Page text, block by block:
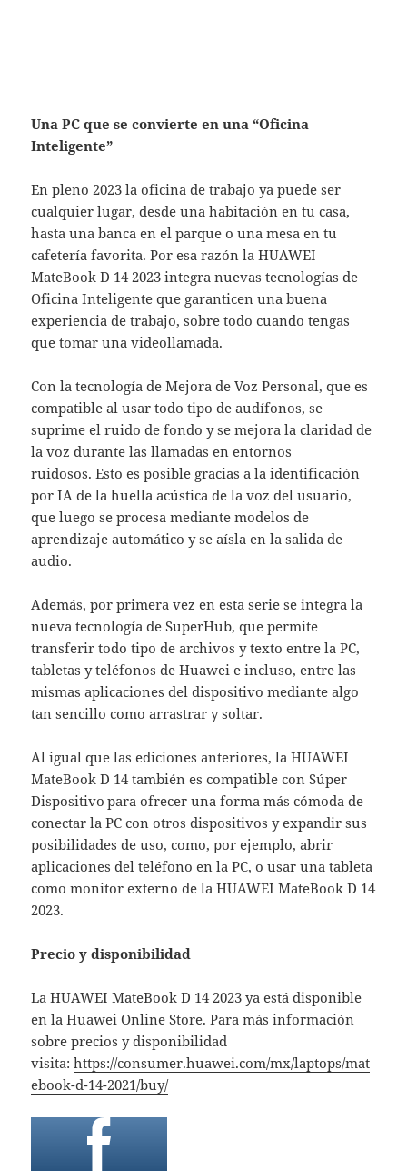
Una PC que se convierte en una “Oficina
Inteligente”
En pleno 2023 la oficina de trabajo ya puede ser
cualquier lugar, desde una habitación en tu casa,
hasta una banca en el parque o una mesa en tu
cafetería favorita. Por esa razón la HUAWEI
MateBook D 14 2023 integra nuevas tecnologías de
Oficina Inteligente que garanticen una buena
experiencia de trabajo, sobre todo cuando tengas
que tomar una videollamada.
Con la tecnología de Mejora de Voz Personal, que es
compatible al usar todo tipo de audífonos, se
suprime el ruido de fondo y se mejora la claridad de
la voz durante las llamadas en entornos
ruidosos. Esto es posible gracias a la identificación
por IA de la huella acústica de la voz del usuario,
que luego se procesa mediante modelos de
aprendizaje automático y se aísla en la salida de
audio.
Además, por primera vez en esta serie se integra la
nueva tecnología de SuperHub, que permite
transferir todo tipo de archivos y texto entre la PC,
tabletas y teléfonos de Huawei e incluso, entre las
mismas aplicaciones del dispositivo mediante algo
tan sencillo como arrastrar y soltar.
Al igual que las ediciones anteriores, la HUAWEI
MateBook D 14 también es compatible con Súper
Dispositivo para ofrecer una forma más cómoda de
conectar la PC con otros dispositivos y expandir sus
posibilidades de uso, como, por ejemplo, abrir
aplicaciones del teléfono en la PC, o usar una tableta
como monitor externo de la HUAWEI MateBook D 14
2023.
Precio y disponibilidad
La HUAWEI MateBook D 14 2023 ya está disponible
en la Huawei Online Store. Para más información
sobre precios y disponibilidad
visita:https://consumer.huawei.com/mx/laptops/mat
ebook-d-14-2021/buy/